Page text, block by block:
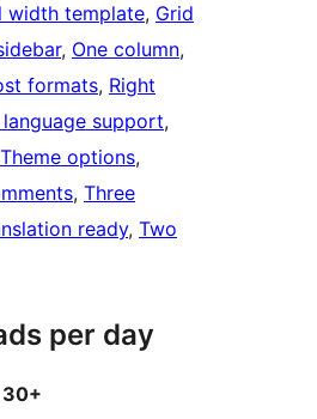
width template, Grid
, One column
formats, Right
language support
Theme options
, Three
ready, Two
per day
30+